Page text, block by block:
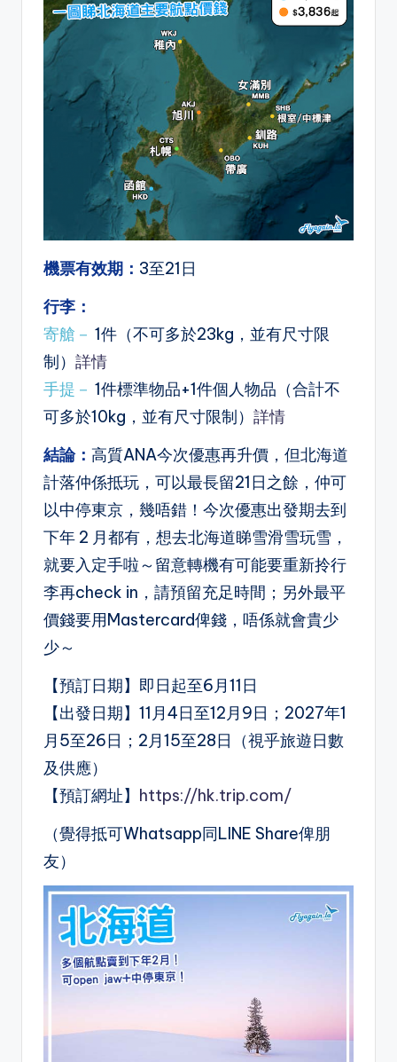
機票有效期： 3至21日
行李：
寄艙－ 1件（不可多於23kg，並有尺寸限
制） 詳情
手提－ 1件標準物品+1件個人物品（合計不
可多於10kg，並有尺寸限制） 詳情
結論： 高質ANA今次優惠再升價，但北海道
計落仲係抵玩，可以最長留21日之餘，仲可
以中停東京，幾唔錯！今次優惠出發期去到
下年 2 月都有，想去北海道睇雪滑雪玩雪，
就要入定手啦～留意轉機有可能要重新拎行
李再check in，請預留充足時間；另外最平
價錢要用Mastercard俾錢，唔係就會貴少
少～
【預訂日期】即日起至6月11日
【出發日期】11月4日至12月9日；2027年1
月5至26日；2月15至28日（視乎旅遊日數
及供應）
【預訂網址】 https://hk.trip.com/
（覺得抵可Whatsapp同LINE Share俾朋
友）